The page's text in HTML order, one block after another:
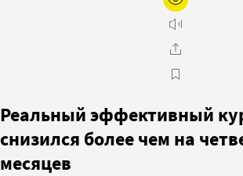
Реальный эффективный
снизился более чем на
месяцев